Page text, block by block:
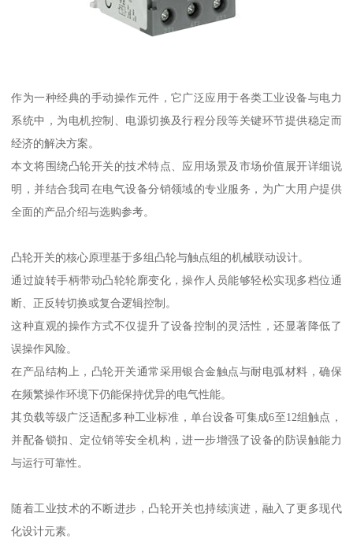
作为一种经典的手动操作元件，它广泛应用于各类工业设备与电力
系统中，为电机控制、电源切换及行程分段等关键环节提供稳定而
经济的解决方案。
本文将围绕凸轮开关的技术特点、应用场景及市场价值展开详细说
明，并结合我司在电气设备分销领域的专业服务，为广大用户提供
全面的产品介绍与选购参考。
凸轮开关的核心原理基于多组凸轮与触点组的机械联动设计。
通过旋转手柄带动凸轮轮廓变化，操作人员能够轻松实现多档位通
断、正反转切换或复合逻辑控制。
这种直观的操作方式不仅提升了设备控制的灵活性，还显著降低了
误操作风险。
在产品结构上，凸轮开关通常采用银合金触点与耐电弧材料，确保
在频繁操作环境下仍能保持优异的电气性能。
其负载等级广泛适配多种工业标准，单台设备可集成6至12组触点，
并配备锁扣、定位销等安全机构，进一步增强了设备的防误触能力
与运行可靠性。
随着工业技术的不断进步，凸轮开关也持续演进，融入了更多现代
化设计元素。